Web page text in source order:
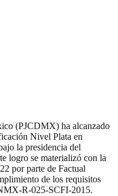
(PJCDMX) ha alcanzado
Nivel Plata en
la presidencia del
logro se materializó con la
por parte de Factual
de los requisitos
R-025-SCFI-2015.